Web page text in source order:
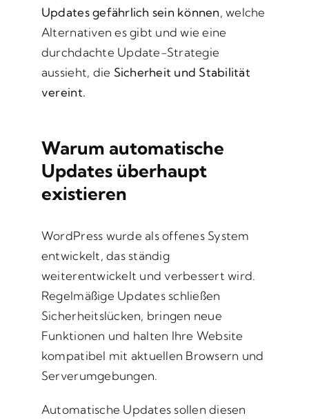
Updates gefährlich sein können, welche
Alternativen es gibt und wie eine
durchdachte Update-Strategie
aussieht, die Sicherheit und Stabilität
vereint.
Warum automatische
Updates überhaupt
existieren
WordPress wurde als offenes System
entwickelt, das ständig
weiterentwickelt und verbessert wird.
Regelmäßige Updates schließen
Sicherheitslücken, bringen neue
Funktionen und halten Ihre Website
kompatibel mit aktuellen Browsern und
Serverumgebungen.
Automatische Updates sollen diesen